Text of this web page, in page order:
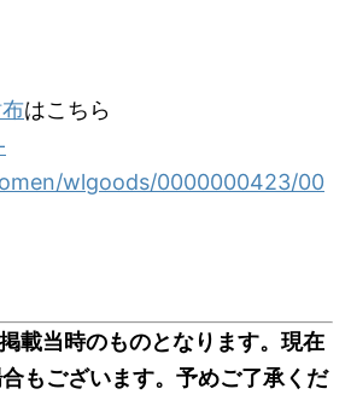
はこちら
wlgoods/0000000423/00
載当時のものとなります。現在
もございます。予めご了承くだ